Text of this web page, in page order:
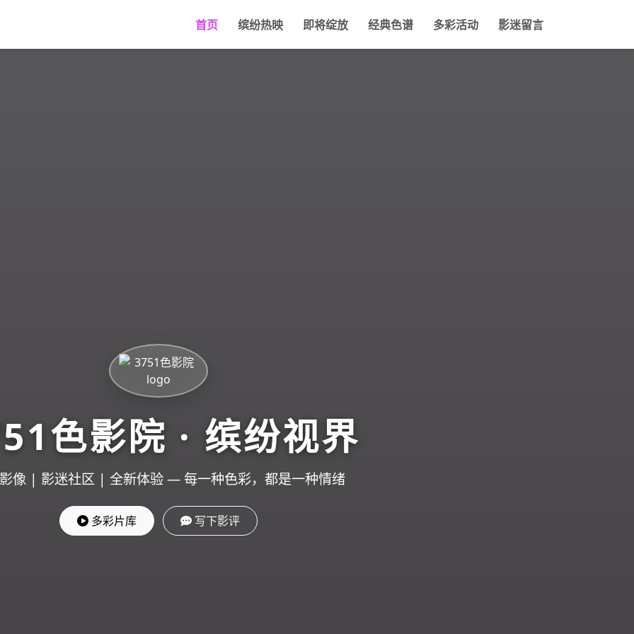
首页 缤纷热映 即将绽放 经典色谱 多彩活动 影迷留言
色影院 · 缤纷视界
像 | 影迷社区 | 全新体验 — 每一种色彩，都是一种情绪
多彩片库 写下影评